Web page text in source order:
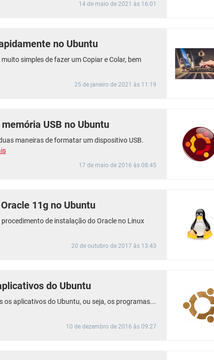
14 de maio de 2021 às 16:01
no Ubuntu
simples de fazer um Copiar e Colar, bem
25 de janeiro de 2021 às 11:19
USB no Ubuntu
maneiras de formatar um dispositivo USB.
17 de maio de 2016 às 08:45
11g no Ubuntu
de instalação do Oracle no Linux
20 de outubro de 2017 às 13:43
do Ubuntu
os aplicativos do Ubuntu, ou seja, os programas...
10 de dezembro de 2016 às 09:27